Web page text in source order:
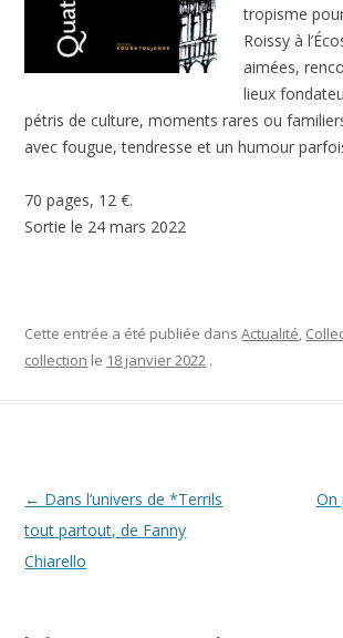
tropisme
Roissy à
aimées,
lieux
pétris de culture, moments rares ou
avec fougue, tendresse et un humour
70 pages, 12 €.
Sortie le 24 mars 2022
Cette entrée a été publiée dansActualité,
collection le 18 janvier 2022 .
Navigation des articles
← Dans l’univers de *Terrils
tout partout, de Fanny
Chiarello
On